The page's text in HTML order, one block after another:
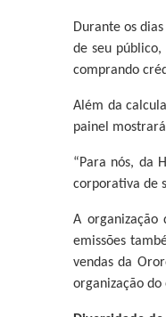
Durante os
de seu
comprando
Além da
painel
“Para nós, da
corporativa de
A
emissões
vendas da
organização do